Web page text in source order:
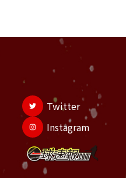
Twitter
Instagram